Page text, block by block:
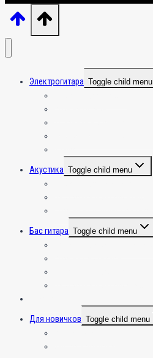
Электрогитара Toggle child menu
Акустика Toggle child menu
Бас гитара Toggle child menu
Для новичков Toggle child menu